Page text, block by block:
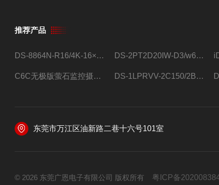
推荐产品
DS-8864N-R16/4K-16×4T/希捷16盘位录像机 DS-2PT2D20IW-D3/w64路高清硬盘录像机
C6C无极版萤石监控摄像头 DS-1LPRVV-2C150/2B监控室外夜视高清电源线护套线200米/卷
东莞市万江区油新路二巷十六号101室
© 2026 东莞广恩电子有限公司 版权所有 粤ICP备